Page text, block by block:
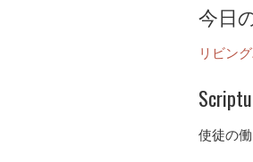
今日
リビン
使徒の